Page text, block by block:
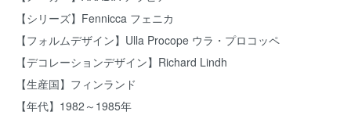
【シリーズ】Fennicca フェニカ
【フォルムデザイン】Ulla Procope ウラ・プロコッペ
【デコレーションデザイン】Richard Lindh
【生産国】フィンランド
【年代】1982～1985年